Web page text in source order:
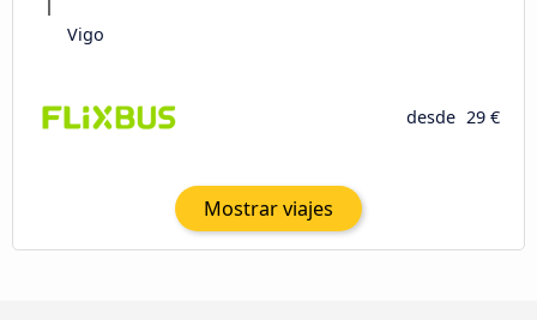
Vigo
desde 29 €
Mostrar viajes